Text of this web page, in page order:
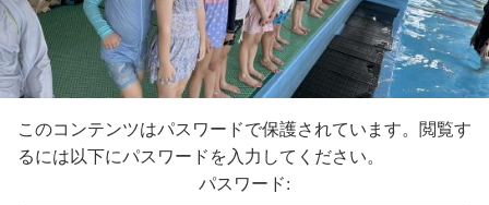
このコンテンツはパスワードで保護されています。閲覧す
るには以下にパスワードを入力してください。
パスワード: